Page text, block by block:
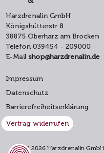
Harzdrenalin GmbH
Königshütterstr 8
38875 Oberharz am Brocken
Telefon 039454 - 209000
E-Mail shop@harzdrenalin.de
Impressum
Datenschutz
Barrierefreiheitserklärung
Vertrag widerrufen
© 2026 Harzdrenalin